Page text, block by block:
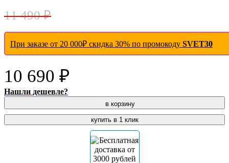
11 490 ₽
При заказе от 20 000₽ скидка 30% по промокоду SVET30
10 690 ₽
Нашли дешевле?
в корзину
купить в 1 клик